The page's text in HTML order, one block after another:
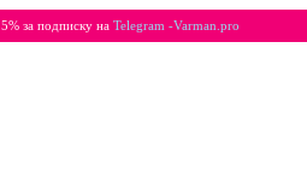
5% за подписку на Telegram -Varman.pro